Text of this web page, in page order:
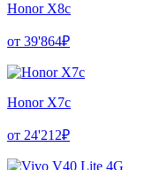
Honor X8c
от 39'864₽
Honor X7c
от 24'212₽